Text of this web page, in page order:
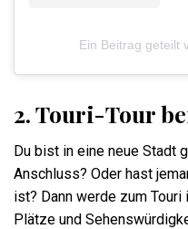
Ein Beitrag geteilt
2. Touri-Tour
Du bist in eine neue Stadt
Anschluss? Oder hast
ist? Dann werde zum
Plätze und